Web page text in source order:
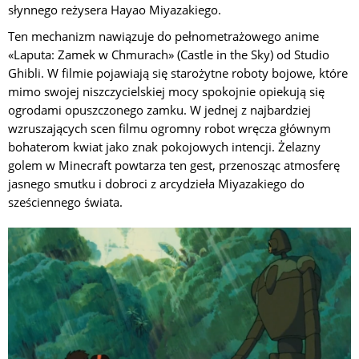
słynnego reżysera Hayao Miyazakiego.
Ten mechanizm nawiązuje do pełnometrażowego anime
«Laputa: Zamek w Chmurach» (Castle in the Sky) od Studio
Ghibli. W filmie pojawiają się starożytne roboty bojowe, które
mimo swojej niszczycielskiej mocy spokojnie opiekują się
ogrodami opuszczonego zamku. W jednej z najbardziej
wzruszających scen filmu ogromny robot wręcza głównym
bohaterom kwiat jako znak pokojowych intencji. Żelazny
golem w Minecraft powtarza ten gest, przenosząc atmosferę
jasnego smutku i dobroci z arcydzieła Miyazakiego do
sześciennego świata.